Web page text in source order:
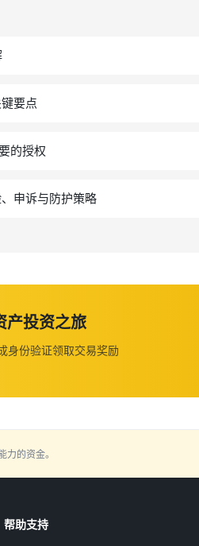
要点
的授权
申诉与防护策略
产投资之旅
身份验证领取交易奖励
的资金。
帮助支持